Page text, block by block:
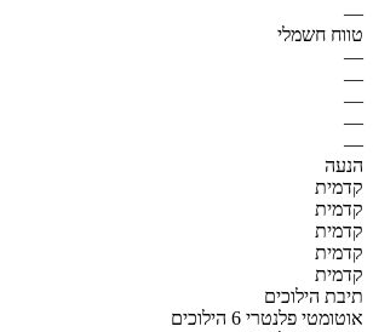
—
טווח חשמלי
—
—
—
—
—
הנעה
קדמית
קדמית
קדמית
קדמית
קדמית
תיבת הילוכים
אוטומטי פלנטרי 6 הילוכים